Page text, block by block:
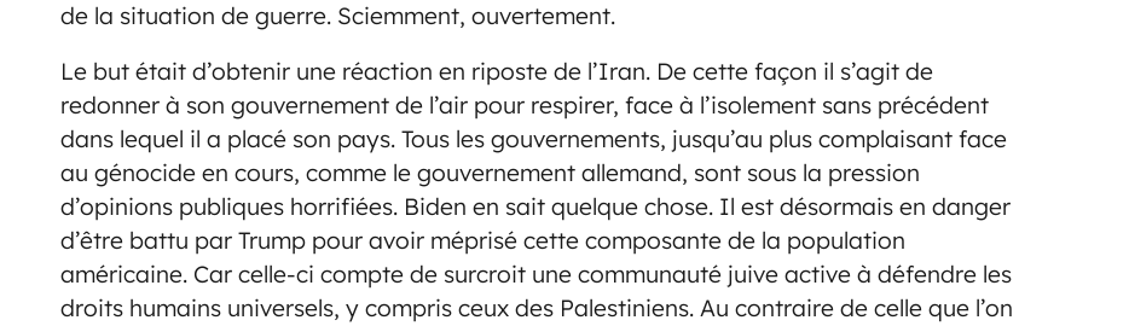
de la situation de guerre. Sciemment, ouvertement.
Le but était d’obtenir une réaction en riposte de l’Iran. De cette façon il s’agit de
redonner à son gouvernement de l’air pour respirer, face à l’isolement sans précédent
dans lequel il a placé son pays. Tous les gouvernements, jusqu’au plus complaisant face
au génocide en cours, comme le gouvernement allemand, sont sous la pression
d’opinions publiques horrifiées. Biden en sait quelque chose. Il est désormais en danger
d’être battu par Trump pour avoir méprisé cette composante de la population
américaine. Car celle-ci compte de surcroit une communauté juive active à défendre les
droits humains universels, y compris ceux des Palestiniens. Au contraire de celle que l’on